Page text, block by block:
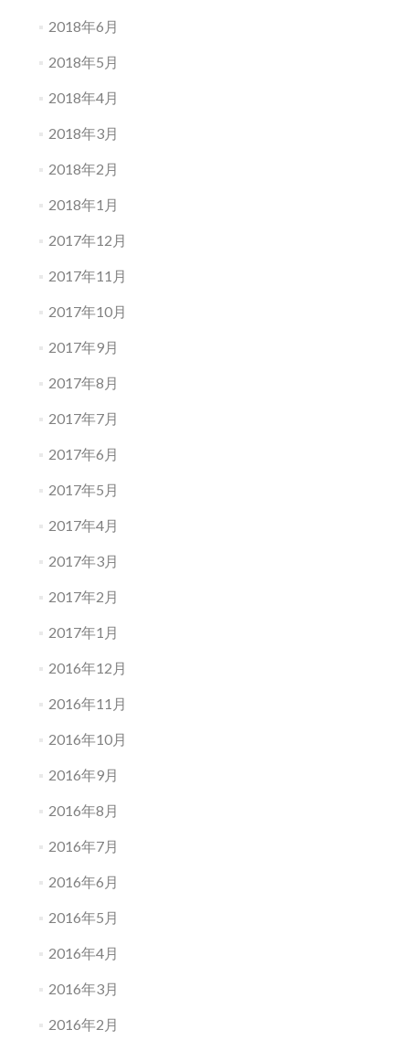
2018年6月
2018年5月
2018年4月
2018年3月
2018年2月
2018年1月
2017年12月
2017年11月
2017年10月
2017年9月
2017年8月
2017年7月
2017年6月
2017年5月
2017年4月
2017年3月
2017年2月
2017年1月
2016年12月
2016年11月
2016年10月
2016年9月
2016年8月
2016年7月
2016年6月
2016年5月
2016年4月
2016年3月
2016年2月